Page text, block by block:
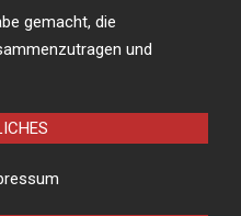
gemacht, die
und